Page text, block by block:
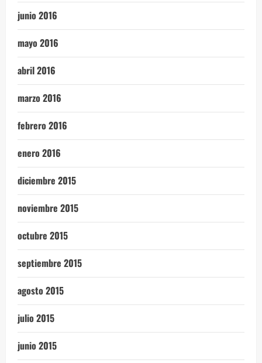
junio 2016
mayo 2016
abril 2016
marzo 2016
febrero 2016
enero 2016
diciembre 2015
noviembre 2015
octubre 2015
septiembre 2015
agosto 2015
julio 2015
junio 2015